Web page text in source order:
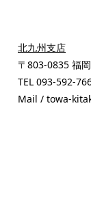
北九州支店
〒803-0835 福
TEL 093-592-
Mail / towa-